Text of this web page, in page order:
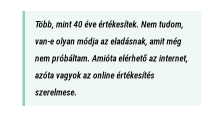
Több, mint 40 éve értékesítek. Nem tudom,
van-e olyan módja az eladásnak, amit még
nem próbáltam. Amióta elérhető az internet,
azóta vagyok az online értékesítés
szerelmese.